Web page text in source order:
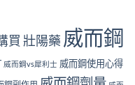
買 壯陽藥 威而鋼
威而鋼vs犀利士 威而鋼使用心得